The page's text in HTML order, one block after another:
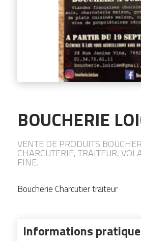
BOUCHERIE
VENTE DE PRODUITS
CHARCUTERIE, TRAITEUR,
FINE.
Boucherie Charcutier traiteur
Informations